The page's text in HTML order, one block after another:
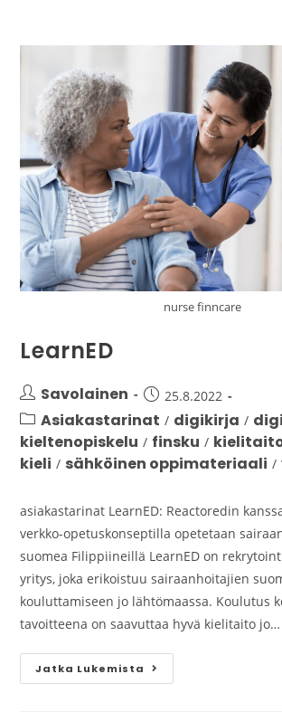
nurse finncare
LearnED
Savolainen 25.8.2022
Asiakastarinat / digikirja /
kieltenopiskelu / finsku /
kieli / sähköinen oppimateriaali /
asiakastarinat LearnED: Reactoredin
verkko-opetuskonseptilla opetetaan
suomea Filippiineillä LearnED on
yritys, joka erikoistuu sairaanhoitajien
kouluttamiseen jo lähtömaassa. Koulutus
tavoitteena on saavuttaa hyvä kielitaito jo…
Jatka Lukemista